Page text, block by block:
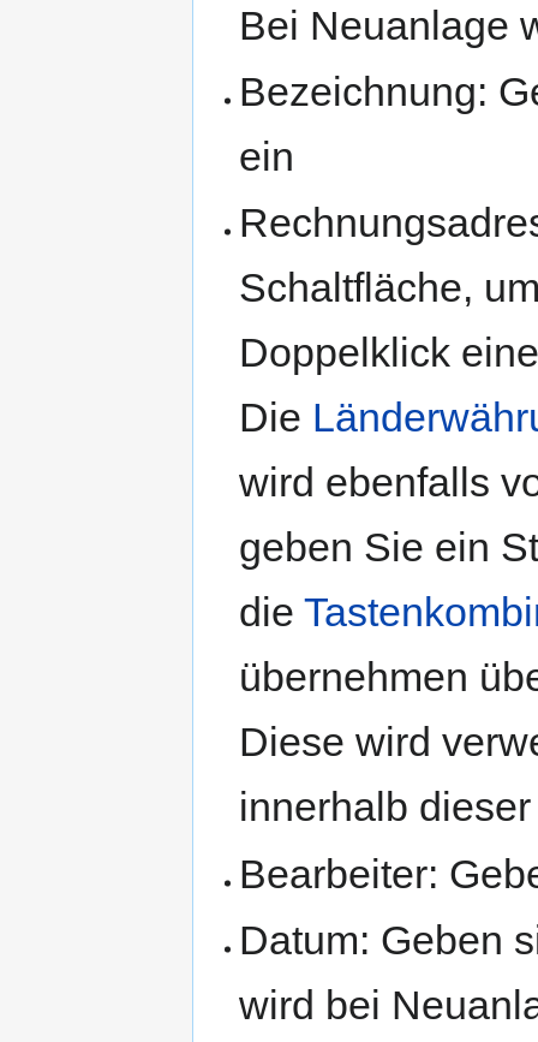
Bei Neuanlage
Bezeichnung:
ein
Schaltfläche,
Doppelklick
Die
wird ebenfalls
geben Sie ein
die
übernehmen
Diese wird
innerhalb
Bearbeiter:
Datum: Geben
wird bei